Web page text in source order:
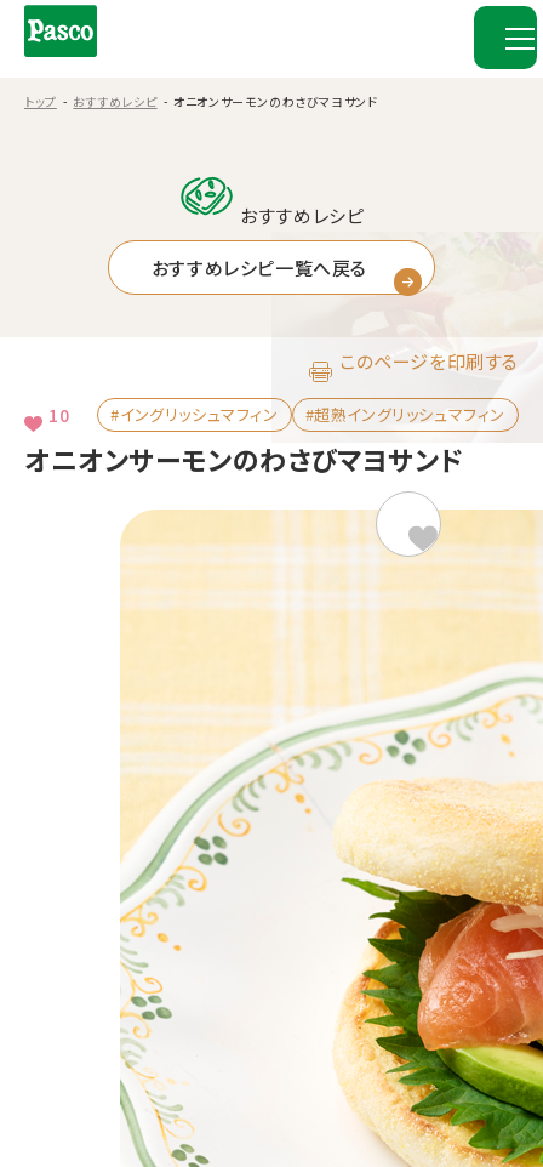
トップ おすすめレシピ オニオンサーモンのわさびマヨサンド
おすすめレシピ
おすすめレシピ一覧へ戻る
オニオンサーモンのわさびマヨサンド
10 #イングリッシュマフィン #超熟イングリッシュマフィン
このページを印刷する